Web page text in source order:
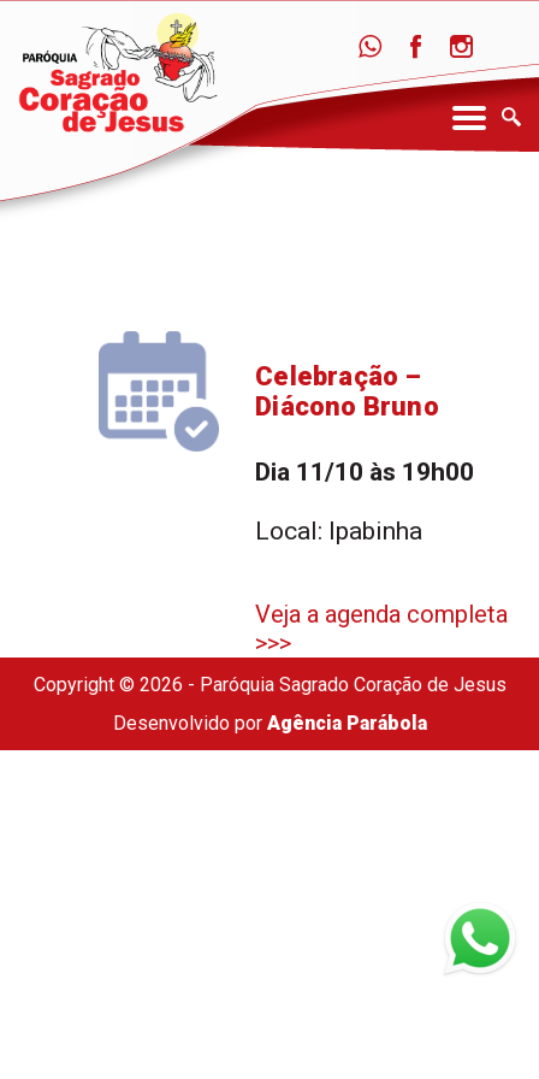
Celebração –
Diácono Bruno
Dia 11/10 às 19h00
Local: Ipabinha
Veja a agenda completa
>>>
Copyright © 2026 - Paróquia Sagrado Coração de Jesus
Desenvolvido por Agência Parábola